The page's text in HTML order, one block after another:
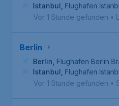
Istanbul Flughafen
Vor 1 Stunde gefunden •
Berlin
Berlin Flughafen Berlin
Istanbul Flughafen
Vor 1 Stunde gefunden •